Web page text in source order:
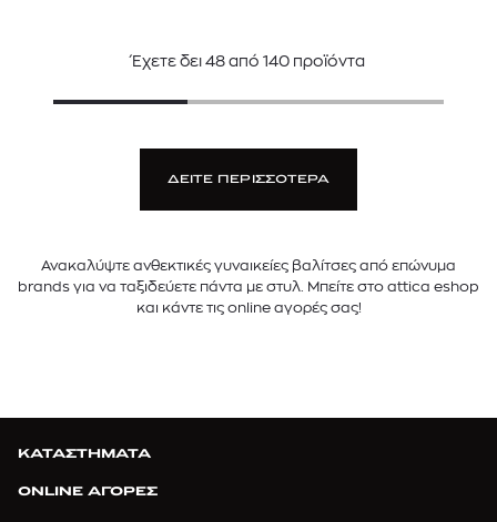
Έχετε δει 48 από 140 προϊόντα
ΔΕΙΤΕ ΠΕΡΙΣΣΟΤΕΡΑ
Ανακαλύψτε ανθεκτικές γυναικείες βαλίτσες από επώνυμα
brands για να ταξιδεύετε πάντα με στυλ. Μπείτε στο attica eshop
και κάντε τις online αγορές σας!
ΚΑΤΑΣΤΗΜΑΤΑ
ONLINE ΑΓΟΡΕΣ